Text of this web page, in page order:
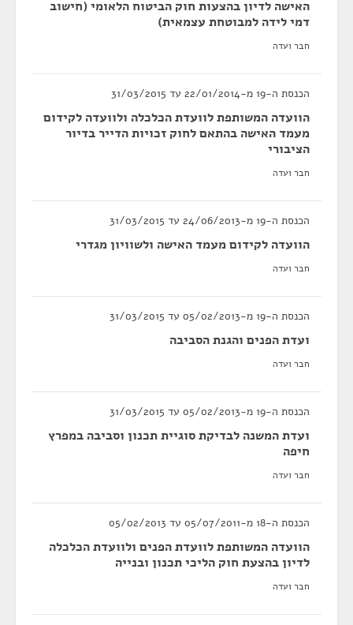
האישה לדיון בהצעות חוק הביטוח הלאומי (חישוב
דמי לידה למבוטחת עצמאית)
חבר ועדה
הכנסת ה-19 מ-22/01/2014 עד 31/03/2015
הוועדה המשותפת לוועדת הכלכלה ולוועדה לקידום
מעמד האישה בהתאם לחוק זכויות הדייר בדיור
הציבורי
חבר ועדה
הכנסת ה-19 מ-24/06/2013 עד 31/03/2015
הוועדה לקידום מעמד האישה ולשוויון מגדרי
חבר ועדה
הכנסת ה-19 מ-05/02/2013 עד 31/03/2015
ועדת הפנים והגנת הסביבה
חבר ועדה
הכנסת ה-19 מ-05/02/2013 עד 31/03/2015
ועדת המשנה לבדיקת סוגיית תכנון וסביבה במפרץ
חיפה
חבר ועדה
הכנסת ה-18 מ-05/07/2011 עד 05/02/2013
הוועדה המשותפת לוועדת הפנים ולוועדת הכלכלה
לדיון בהצעת חוק הליכי תכנון ובנייה
חבר ועדה